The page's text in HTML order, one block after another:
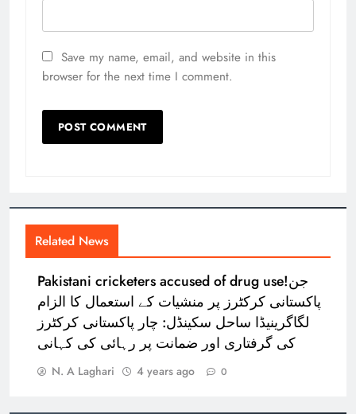
Save my name, email, and website in this
browser for the next time I comment.
Related News
Pakistani cricketers accused of drug use!جن
پاکستانی کرکٹرز پر منشیات کے استعمال کا الزام
لگاگرینیڈا ساحل سکینڈل: چار پاکستانی کرکٹرز
کی گرفتاری اور ضمانت پر رہائی کی کہانی
N. A Laghari 4 years ago 0